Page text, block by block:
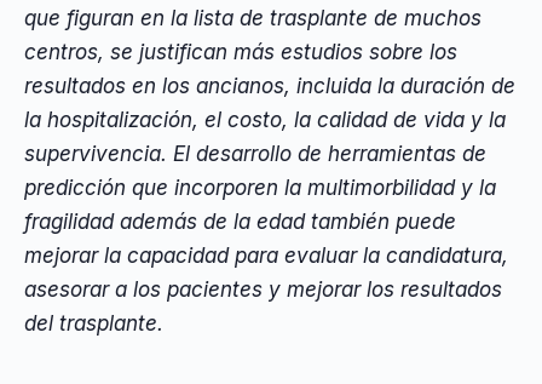
que figuran en la lista de trasplante de muchos
centros, se justifican más estudios sobre los
resultados en los ancianos, incluida la duración de
la hospitalización, el costo, la calidad de vida y la
supervivencia. El desarrollo de herramientas de
predicción que incorporen la multimorbilidad y la
fragilidad además de la edad también puede
mejorar la capacidad para evaluar la candidatura,
asesorar a los pacientes y mejorar los resultados
del trasplante.